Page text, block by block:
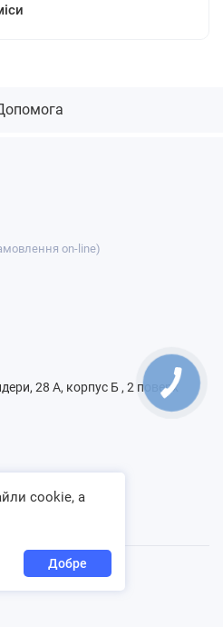
on-line)
28 А, корпус Б , 2 поверх
- 2026
cookie, а
Добре